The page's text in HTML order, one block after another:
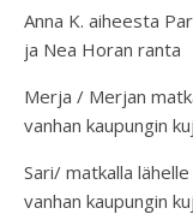
Anna K. aiheesta
ja Nea Horan ranta
Merja / Merjan
vanhan kaupungin
Sari/ matkalla
vanhan kaupungin